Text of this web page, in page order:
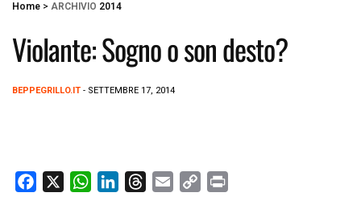
Home > ARCHIVIO 2014
Violante: Sogno o son desto?
BEPPEGRILLO.IT - SETTEMBRE 17, 2014
W